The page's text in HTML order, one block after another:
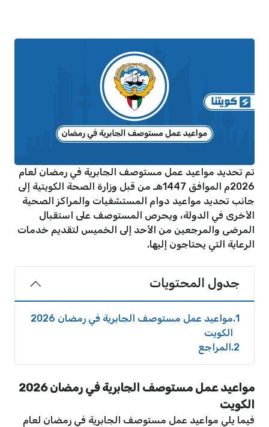
تم تحديد مواعيد عمل مستوصف الجابرية في رمضان لعام
2026م الموافق 1447هـ من قبل وزارة الصحة الكويتية إلى
جانب تحديد مواعيد دوام المستشفيات والمراكز الصحية
الأخرى في الدولة، ويحرص المستوصف على استقبال
المرضى والمرجعين من الأحد إلى الخميس لتقديم خدمات
الرعاية التي يحتاجون إليها.
جدول المحتويات
1
مواعيد عمل مستوصف الجابرية في رمضان 2026
الكويت
2 المراجع
مواعيد عمل مستوصف الجابرية في رمضان 2026
الكويت
فيما يلي مواعيد عمل مستوصف الجابرية في رمضان لعام